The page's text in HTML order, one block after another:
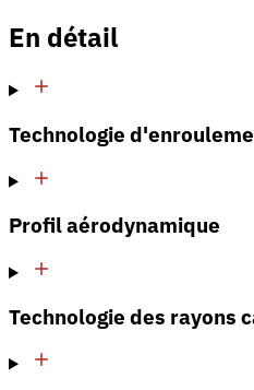
En détail
Technologie
Profil aérodynamique
Technologie des rayons